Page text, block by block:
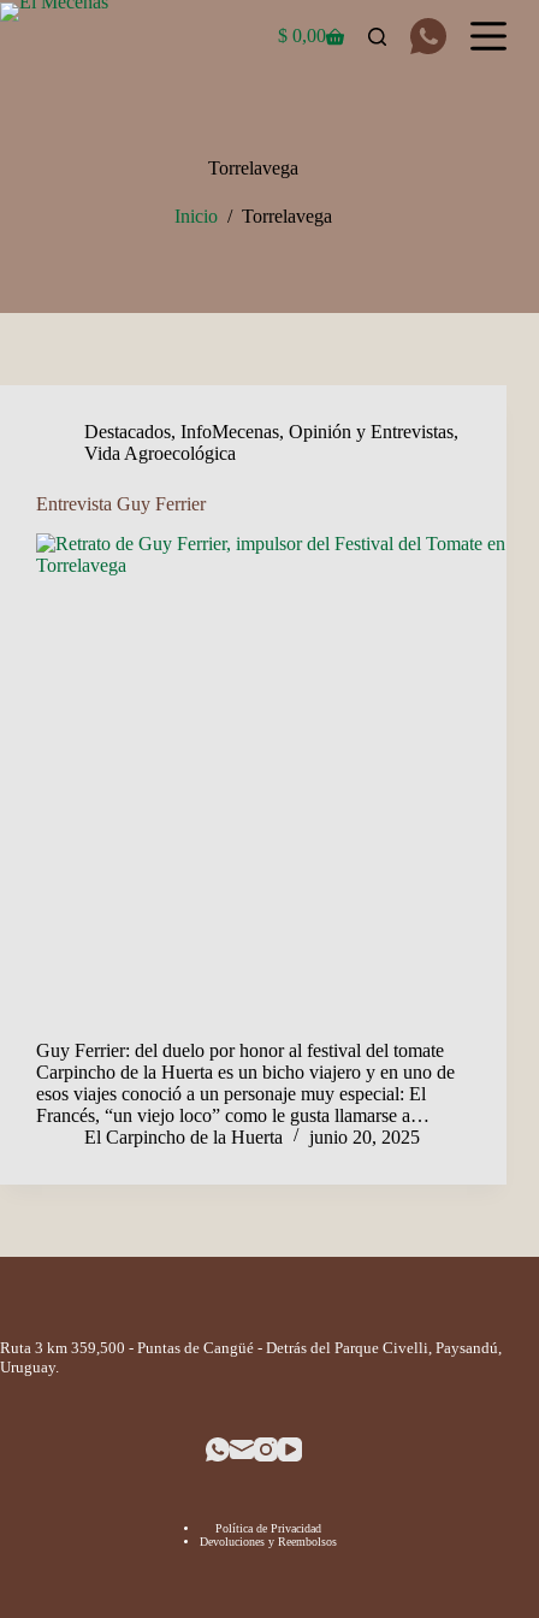
Saltar
Carro
$ 0,00
Torrelavega
Inicio / Torrelavega
Destacados, InfoMecenas, Opinión y Entrevistas,
Vida Agroecológica
Entrevista Guy Ferrier
Guy Ferrier: del duelo por honor al festival del tomate
Carpincho de la Huerta es un bicho viajero y en uno de
esos viajes conoció a un personaje muy especial: El
Francés, “un viejo loco” como le gusta llamarse a…
El Carpincho de la Huerta
junio 20, 2025
Ruta 3 km 359,500 - Puntas de Cangüé - Detrás del Parque Civelli, Paysandú,
Uruguay.
Política de Privacidad
Devoluciones y Reembolsos